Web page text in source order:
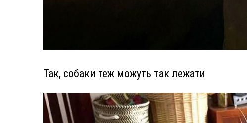
Так, собаки теж можуть так лежати